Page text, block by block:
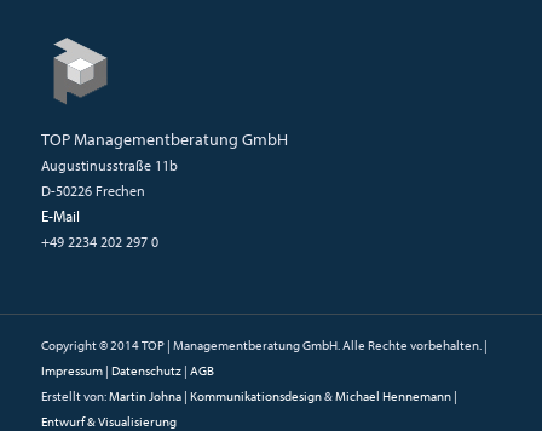
TOP Managementberatung GmbH
Augustinusstraße 11b
D-50226 Frechen
E-Mail
+49 2234 202 297 0
Copyright © 2014 TOP | Managementberatung GmbH. Alle Rechte vorbehalten. |
Impressum| Datenschutz| AGB
Erstellt von:Martin Johna | Kommunikationsdesign&Michael Hennemann |
Entwurf & Visualisierung